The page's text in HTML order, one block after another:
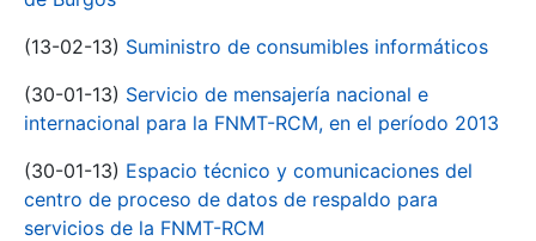
(13-02-13) Suministro de consumibles informáticos
(30-01-13) Servicio de mensajería nacional e
internacional para la FNMT-RCM, en el período 2013
(30-01-13) Espacio técnico y comunicaciones del
centro de proceso de datos de respaldo para
servicios de la FNMT-RCM